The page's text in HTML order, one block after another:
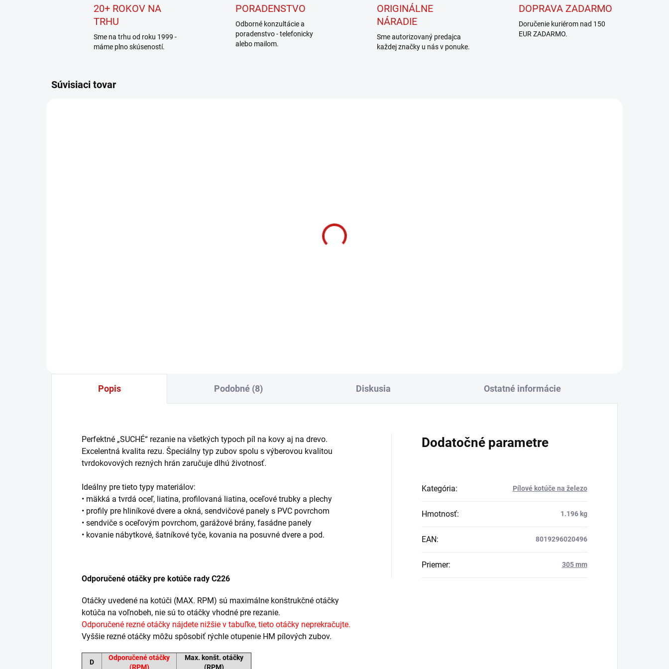
20+ ROKOV NA
TRHU
Sme na trhu od roku 1999 -
máme plno skúseností.
PORADENSTVO
Odborné konzultácie a
poradenstvo - telefonicky
alebo mailom.
ORIGINÁLNE
NÁRADIE
Sme autorizovaný predajca
každej značky u nás v ponuke.
DOPRAVA ZADARMO
Doručenie kuriérom nad 150
EUR ZADARMO.
Súvisiaci tovar
Popis Podobné (8) Diskusia Ostatné informácie
Perfektné „SUCHÉ“ rezanie na všetkých typoch píl na kovy aj na drevo.
Excelentná kvalita rezu. Špeciálny typ zubov spolu s výberovou kvalitou
tvrdokovových rezných hrán zaručuje dlhú životnosť.
Ideálny pre tieto typy materiálov:
• mäkká a tvrdá oceľ, liatina, profilovaná liatina, oceľové trubky a plechy
• profily pre hliníkové dvere a okná, sendvičové panely s PVC povrchom
• sendviče s oceľovým povrchom, garážové brány, fasádne panely
• kovanie nábytkové, šatníkové tyče, kovania na posuvné dvere a pod.
Odporučené otáčky pre kotúče rady C226
Otáčky uvedené na kotúči (MAX. RPM) sú maximálne konštrukčné otáčky
kotúča na voľnobeh, nie sú to otáčky vhodné pre rezanie.
Odporučené rezné otáčky nájdete nižšie v tabuľke, tieto otáčky neprekračujte.
Vyššie rezné otáčky môžu spôsobiť rýchle otupenie HM pílových zubov.
D
Odporučené otáčky
(RPM)
Max. konšt. otáčky
(RPM)
Dodatočné parametre
Kategória: Pílové kotúče na železo
Hmotnosť: 1.196 kg
EAN: 8019296020496
Priemer: 305 mm